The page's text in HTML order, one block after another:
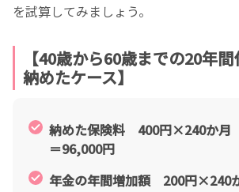
を試算してみましょう。
【40歳から60歳までの20年
納めたケース】
納めた保険料 400円×240か月（
＝96,000円
年金の年間増加額 200円×240